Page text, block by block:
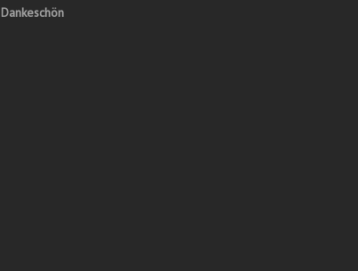
Dankeschön